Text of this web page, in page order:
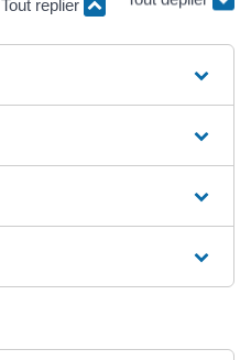
Tout replier Tout déplier